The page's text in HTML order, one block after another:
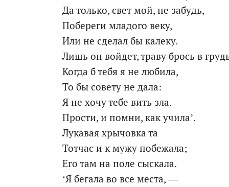
Да только, свет мой, не забудь,
Побереги младого веку,
Или не сделал бы калеку.
Лишь он войдет, траву брось в
Когда б тебя я не любила,
То бы совету не дала:
Я не хочу тебе вить зла.
Прости, и помни, как учила’.
Лукавая хрычовка та
Тотчас и к мужу побежала;
Его там на поле сыскала.
‘Я бегала во все места, —